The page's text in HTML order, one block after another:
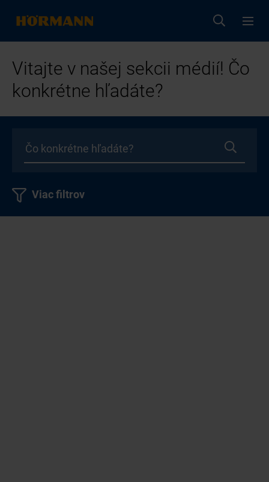
Vitajte v našej sekcii médií! Čo
konkrétne hľadáte?
Viac filtrov